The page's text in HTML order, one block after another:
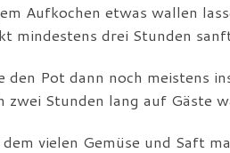
Aufkochen etwas wallen
mindestens drei Stunden
den Pot dann noch meistens
zwei Stunden lang auf Gäste
vielen Gemüse und Saft